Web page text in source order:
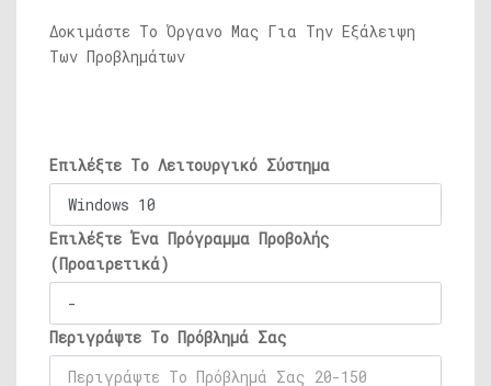
Δοκιμάστε Το Όργανο Μας Για Την Εξάλειψη
Των Προβλημάτων
Επιλέξτε Το Λειτουργικό Σύστημα
Επιλέξτε Ένα Πρόγραμμα Προβολής
(Προαιρετικά)
Περιγράψτε Το Πρόβλημά Σας